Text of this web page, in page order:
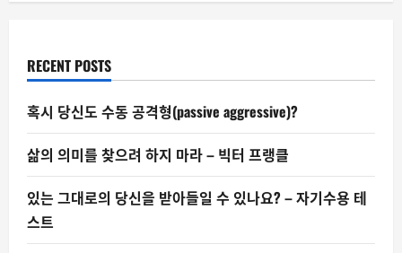
RECENT POSTS
혹시 당신도 수동 공격형(passive aggressive)?
삶의 의미를 찾으려 하지 마라 – 빅터 프랭클
있는 그대로의 당신을 받아들일 수 있나요? – 자기수용 테
스트